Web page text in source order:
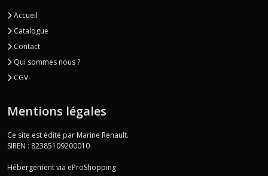
Accueil
Catalogue
Contact
Qui sommes nous ?
CGV
Mentions légales
Ce site est édité par Marine Renault.
SIREN : 82385109200010
Hébergement via eProShopping